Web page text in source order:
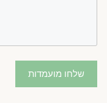
שלחו מועמדות